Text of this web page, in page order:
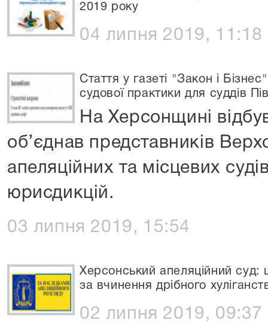
2019 року
04 липня 2019, 11:18
Стаття у газеті "Закон і
судової практики для суддів
На Херсонщині
об’єднав представників
апеляційних та місцевих
юрисдикцій.
03 липня 2019, 15:54
Херсонський апеляційний суд:
за вчинення дрібного
02 липня 2019, 09:37